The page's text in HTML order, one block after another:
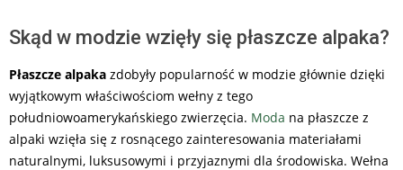
Skąd w modzie wzięły się płaszcze alpaka?
Płaszcze alpaka zdobyły popularność w modzie głównie dzięki
wyjątkowym właściwościom wełny z tego
południowoamerykańskiego zwierzęcia. Moda na płaszcze z
alpaki wzięła się z rosnącego zainteresowania materiałami
naturalnymi, luksusowymi i przyjaznymi dla środowiska. Wełna